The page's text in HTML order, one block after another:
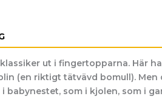
ut i fingertopparna. Här
(en riktigt tätvävd bomull). Men
babynestet, som i kjolen, som i